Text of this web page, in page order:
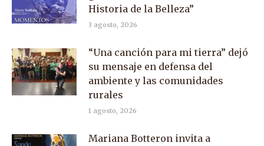
Historia de la Belleza”
3 agosto, 2026
“Una canción para mi tierra” dejó
su mensaje en defensa del
ambiente y las comunidades
rurales
1 agosto, 2026
Mariana Botteron invita a